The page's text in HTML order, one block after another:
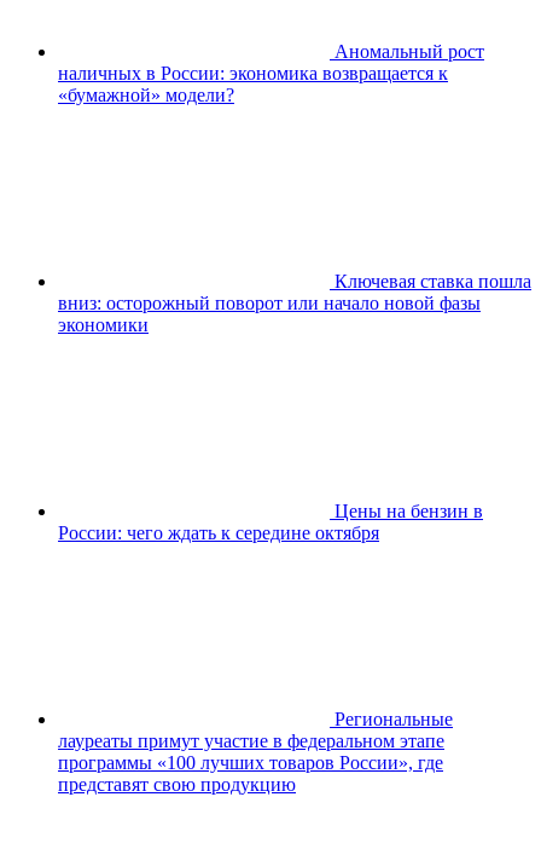
Аномальный рост
наличных в России: экономика возвращается к
«бумажной» модели?
Ключевая ставка пошла
вниз: осторожный поворот или начало новой фазы
экономики
Цены на бензин в
России: чего ждать к середине октября
Региональные
лауреаты примут участие в федеральном этапе
программы «100 лучших товаров России», где
представят свою продукцию